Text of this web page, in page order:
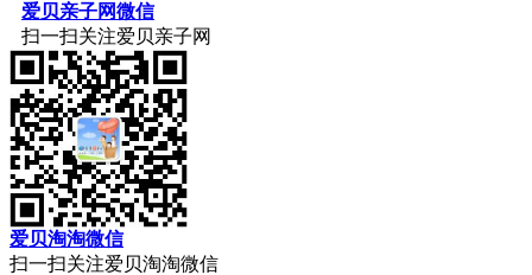
爱贝亲子网微信
扫一扫关注爱贝亲子网
爱贝淘淘微信
扫一扫关注爱贝淘淘微信